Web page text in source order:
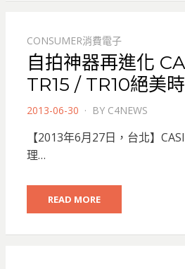
CONSUMER消費電子
自拍神器再進化
TR15 / TR10絕美
POSTED
2013-06-30 BY C4NEWS
【2013年6月27日，台北】
理…
READ MORE